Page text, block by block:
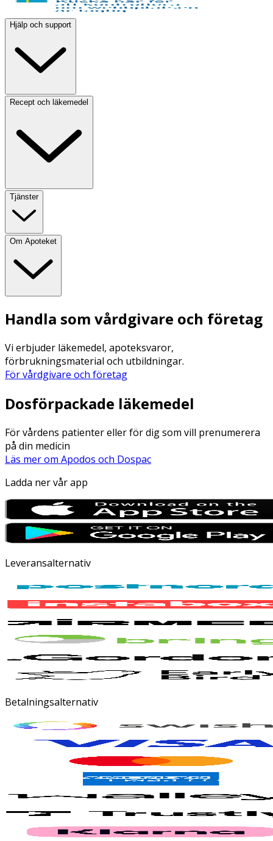
Hjälp och support
Recept och läkemedel
Tjänster
Om Apoteket
Handla som vårdgivare och företag
Vi erbjuder läkemedel, apoteksvaror,
förbrukningsmaterial och utbildningar.
För vårdgivare och företag
Dosförpackade läkemedel
För vårdens patienter eller för dig som vill prenumerera
på din medicin
Läs mer om Apodos och Dospac
Ladda ner vår app
Leveransalternativ
Betalningsalternativ